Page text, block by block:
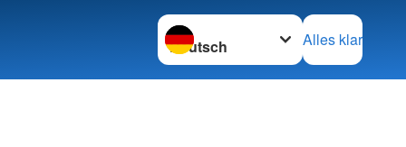
Sprache wechseln zu
Alles klar